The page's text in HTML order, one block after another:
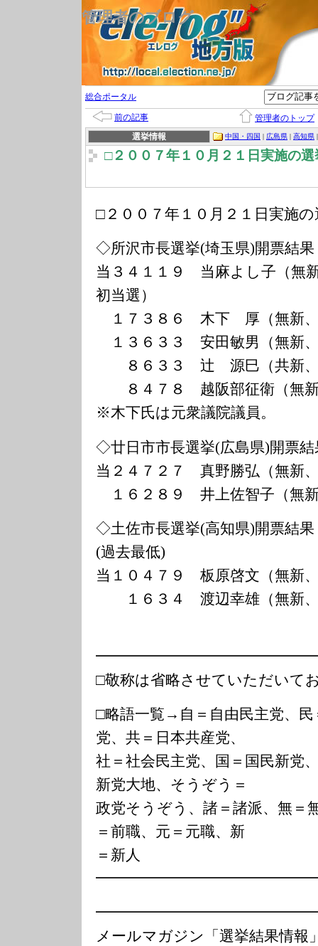
管理者のブログ
総合ポータル
前の記事
管理者のトップ
選挙情報
中国・四国 | 広島県 | 高知県
□２００７年１０月２１日実施の
□２００７年１０月２１日実施
◇所沢市長選挙(埼玉県)開票結
当３４１１９ 当麻よし子（無
初当選）
１７３８６ 木下 厚（無新、
１３６３３ 安田敏男（無新
８６３３ 辻 源巳（共新、
８４７８ 越阪部征衛（無新
※木下氏は元衆議院議員。
◇廿日市市長選挙(広島県)開票
当２４７２７ 真野勝弘（無新
１６２８９ 井上佐智子（無
◇土佐市長選挙(高知県)開票結
(過去最低)
当１０４７９ 板原啓文（無新
１６３４ 渡辺幸雄（無新、
□敬称は省略させていただいて
□略語一覧→自＝自由民主党、民
党、共＝日本共産党、
社＝社会民主党、国＝国民新党
新党大地、そうぞう＝
政党そうぞう、諸＝諸派、無＝
＝前職、元＝元職、新
＝新人
メールマガジン「選挙結果情